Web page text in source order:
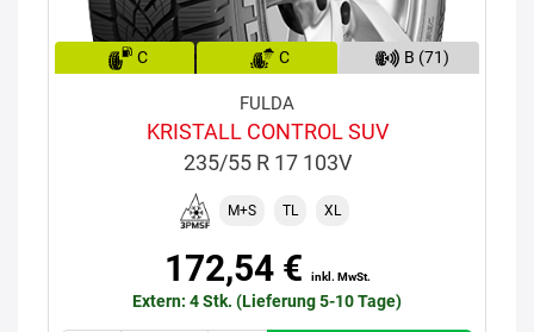
C C B (71)
FULDA
KRISTALL CONTROL SUV
235/55 R 17 103V
M+S TL XL
172,54 € inkl. MwSt.
Extern: 4 Stk. (Lieferung 5-10 Tage)